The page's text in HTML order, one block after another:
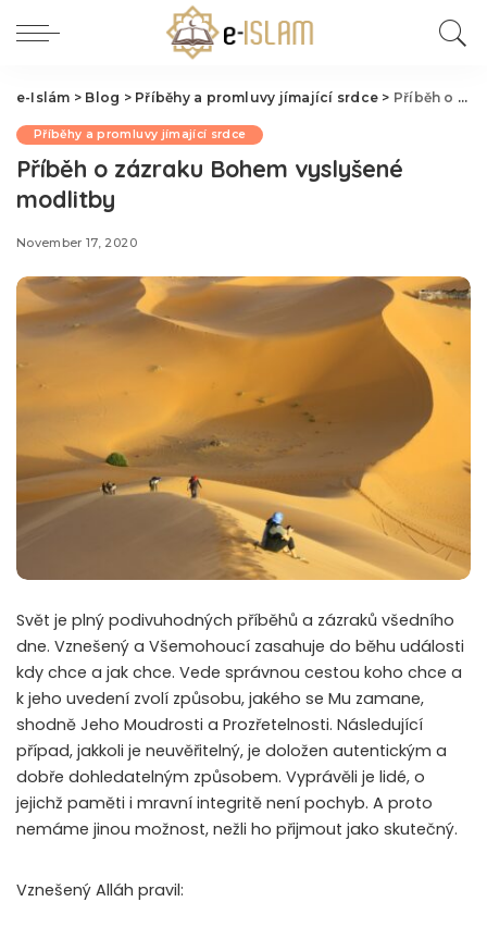
e-Islám > Blog > Příběhy a promluvy jímající srdce > Příběh o zázraku Bohem vyslyšené modlitby
Příběhy a promluvy jímající srdce
Příběh o zázraku Bohem vyslyšené
modlitby
November 17, 2020
Svět je plný podivuhodných příběhů a zázraků všedního
dne. Vznešený a Všemohoucí zasahuje do běhu události
kdy chce a jak chce. Vede správnou cestou koho chce a
k jeho uvedení zvolí způsobu, jakého se Mu zamane,
shodně Jeho Moudrosti a Prozřetelnosti. Následující
případ, jakkoli je neuvěřitelný, je doložen autentickým a
dobře dohledatelným způsobem. Vyprávěli je lidé, o
jejichž paměti i mravní integritě není pochyb. A proto
nemáme jinou možnost, nežli ho přijmout jako skutečný.
Vznešený Alláh pravil: